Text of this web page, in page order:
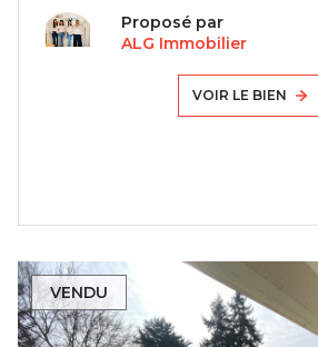
Proposé par
ALG Immobilier
VOIR LE BIEN
VENDU